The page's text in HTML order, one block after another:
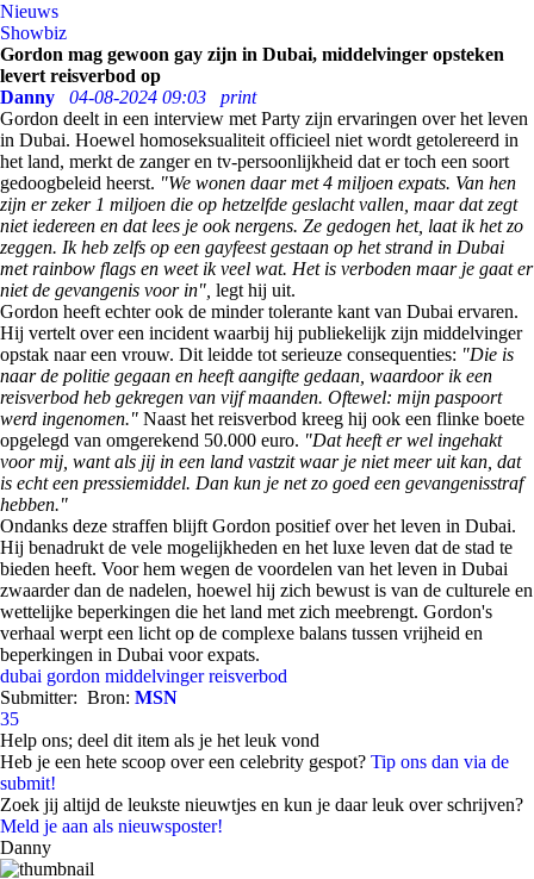
Nieuws
Showbiz
Gordon mag gewoon gay zijn in Dubai, middelvinger opsteken
levert reisverbod op
Danny
04-08-2024 09:03
print
Gordon deelt in een interview met Party zijn ervaringen over het leven
in Dubai. Hoewel homoseksualiteit officieel niet wordt getolereerd in
het land, merkt de zanger en tv-persoonlijkheid dat er toch een soort
gedoogbeleid heerst. "We wonen daar met 4 miljoen expats. Van hen
zijn er zeker 1 miljoen die op hetzelfde geslacht vallen, maar dat zegt
niet iedereen en dat lees je ook nergens. Ze gedogen het, laat ik het zo
zeggen. Ik heb zelfs op een gayfeest gestaan op het strand in Dubai
met rainbow flags en weet ik veel wat. Het is verboden maar je gaat er
niet de gevangenis voor in", legt hij uit.
Gordon heeft echter ook de minder tolerante kant van Dubai ervaren.
Hij vertelt over een incident waarbij hij publiekelijk zijn middelvinger
opstak naar een vrouw. Dit leidde tot serieuze consequenties: "Die is
naar de politie gegaan en heeft aangifte gedaan, waardoor ik een
reisverbod heb gekregen van vijf maanden. Oftewel: mijn paspoort
werd ingenomen." Naast het reisverbod kreeg hij ook een flinke boete
opgelegd van omgerekend 50.000 euro. "Dat heeft er wel ingehakt
voor mij, want als jij in een land vastzit waar je niet meer uit kan, dat
is echt een pressiemiddel. Dan kun je net zo goed een gevangenisstraf
hebben."
Ondanks deze straffen blijft Gordon positief over het leven in Dubai.
Hij benadrukt de vele mogelijkheden en het luxe leven dat de stad te
bieden heeft. Voor hem wegen de voordelen van het leven in Dubai
zwaarder dan de nadelen, hoewel hij zich bewust is van de culturele en
wettelijke beperkingen die het land met zich meebrengt. Gordon's
verhaal werpt een licht op de complexe balans tussen vrijheid en
beperkingen in Dubai voor expats.
dubai gordon middelvinger reisverbod
Submitter: Bron: MSN
35
Help ons; deel dit item als je het leuk vond
Heb je een hete scoop over een celebrity gespot? Tip ons dan via de
submit!
Zoek jij altijd de leukste nieuwtjes en kun je daar leuk over schrijven?
Meld je aan als nieuwsposter!
Danny